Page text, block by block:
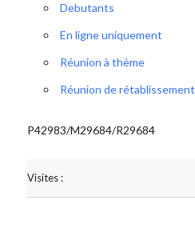
Debutants
En ligne uniquement
Réunion à thème
Réunion de rétablissement
P42983/M29684/R29684
Visites :